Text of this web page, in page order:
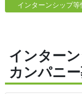
インターンシップ等
インター
カンパニ